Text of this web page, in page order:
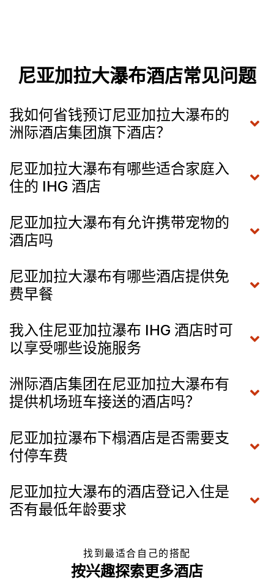
尼亚加拉大瀑布酒店常见问题
我如何省钱预订尼亚加拉大瀑布的
洲际酒店集团旗下酒店？
尼亚加拉大瀑布有哪些适合家庭入
住的 IHG 酒店
尼亚加拉大瀑布有允许携带宠物的
酒店吗
尼亚加拉大瀑布有哪些酒店提供免
费早餐
我入住尼亚加拉瀑布 IHG 酒店时可
以享受哪些设施服务
洲际酒店集团在尼亚加拉大瀑布有
提供机场班车接送的酒店吗？
尼亚加拉瀑布下榻酒店是否需要支
付停车费
尼亚加拉大瀑布的酒店登记入住是
否有最低年龄要求
找到最适合自己的搭配
按兴趣探索更多酒店